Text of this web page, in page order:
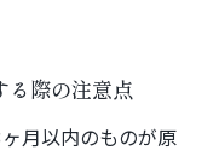
売却のアドバイ
る際の注意点
月以内のものが原